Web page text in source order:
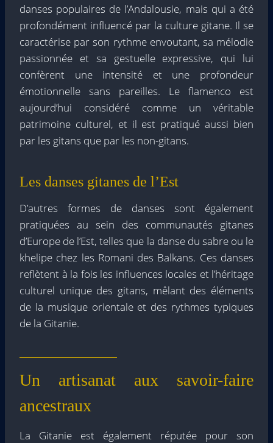
danses populaires de l’Andalousie, mais qui a été
profondément influencé par la culture gitane. Il se
caractérise par son rythme envoutant, sa mélodie
passionnée et sa gestuelle expressive, qui lui
confèrent une intensité et une profondeur
émotionnelle sans pareilles. Le flamenco est
aujourd’hui considéré comme un véritable
patrimoine culturel, et il est pratiqué aussi bien
par les gitans que par les non-gitans.
Les danses gitanes de l’Est
D’autres formes de danses sont également
pratiquées au sein des communautés gitanes
d’Europe de l’Est, telles que la danse du sabre ou le
khelipe chez les Romani des Balkans. Ces danses
reflètent à la fois les influences locales et l’héritage
culturel unique des gitans, mêlant des éléments
de la musique orientale et des rythmes typiques
de la Gitanie.
Un artisanat aux savoir-faire
ancestraux
La Gitanie est également réputée pour son